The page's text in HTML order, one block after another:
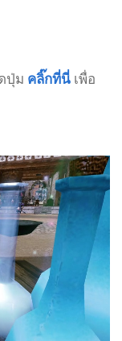
ปุ่ม คลิ๊กที่นี่ เพื่อ